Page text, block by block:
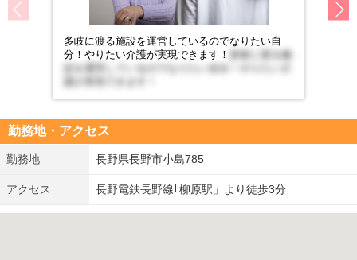
多岐に渡る施設を運営しているのでなりたい自
分！やりたい介護が実現できます！ 多岐に渡る施
設を運営しているのでなりたい自分！やりたい介
勤務地・アクセス
勤務地 長野県長野市小島785
アクセス 長野電鉄長野線｢柳原駅」より徒歩3分